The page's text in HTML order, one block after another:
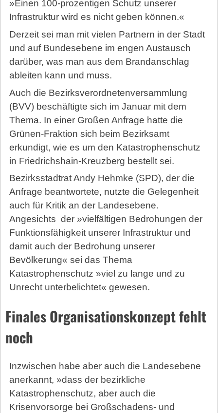
»Einen 100-prozentigen Schutz unserer
Infrastruktur wird es nicht geben können.«
Derzeit sei man mit vielen Partnern in der Stadt
und auf Bundesebene im engen Austausch
darüber, was man aus dem Brandanschlag
ableiten kann und muss.
Auch die Bezirksverordnetenversammlung
(BVV) beschäftigte sich im Januar mit dem
Thema. In einer Großen Anfrage hatte die
Grünen-Fraktion sich beim Bezirksamt
erkundigt, wie es um den Ka­ta­stro­phen­schutz
in Friedrichshain-Kreuzberg bestellt sei.
Bezirksstadtrat Andy Hehmke (SPD), der die
Anfrage beantwortete, nutzte die Gelegenheit
auch für Kritik an der Landesebene.
Angesichts der »vielfältigen Bedrohungen der
Funktionsfähigkeit unserer Infrastruktur und
damit auch der Bedrohung unserer
Bevölkerung« sei das Thema
Katastrophenschutz »viel zu lange und zu
Unrecht unterbelichtet« gewesen.
Finales Organisationskonzept fehlt
noch
Inzwischen habe aber auch die Landesebene
anerkannt, »dass der bezirkliche
Katastrophenschutz, aber auch die
Krisenvorsorge bei Großschadens- und